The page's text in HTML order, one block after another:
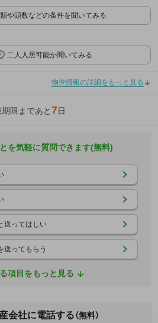
や頭数などの条件を聞いてみる
二人入居可能か聞いてみる
物件情報の詳細をもっと見る
限まであと7日
を気軽に質問できます(無料)
送ってほしい
送ってもらう
項目をもっと見る
会社に電話する（無料）